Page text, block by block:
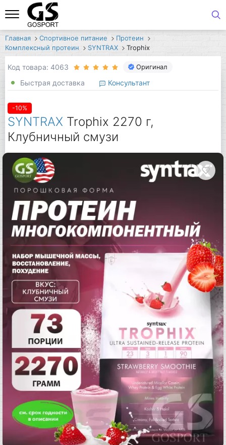
Главная Спортивное питание
Протеин
Комплексный протеин
SYNTRAX Trophix
Код товара: 4063 Оригинал
Быстрая доставка Консультант
-10%
SYNTRAX Trophix 2270 г,
Клубничный смузи